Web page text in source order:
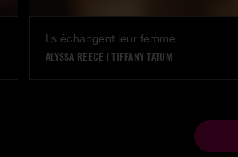
Ils échangent leur femme
ALYSSA REECE |TIFFANY TATUM